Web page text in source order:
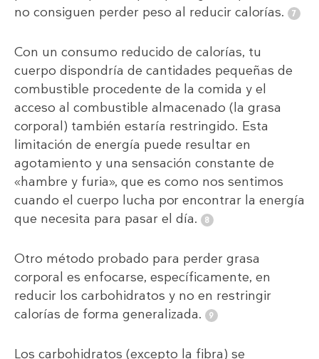
no consiguen perder peso al reducir calorías.
Con un consumo reducido de calorías, tu
cuerpo dispondría de cantidades pequeñas de
combustible procedente de la comida y el
acceso al combustible almacenado (la grasa
corporal) también estaría restringido. Esta
limitación de energía puede resultar en
agotamiento y una sensación constante de
«hambre y furia», que es como nos sentimos
cuando el cuerpo lucha por encontrar la energía
que necesita para pasar el día.
Otro método probado para perder grasa
corporal es enfocarse, específicamente, en
reducir los carbohidratos y no en restringir
calorías de forma generalizada.
Los carbohidratos (excepto la fibra) se